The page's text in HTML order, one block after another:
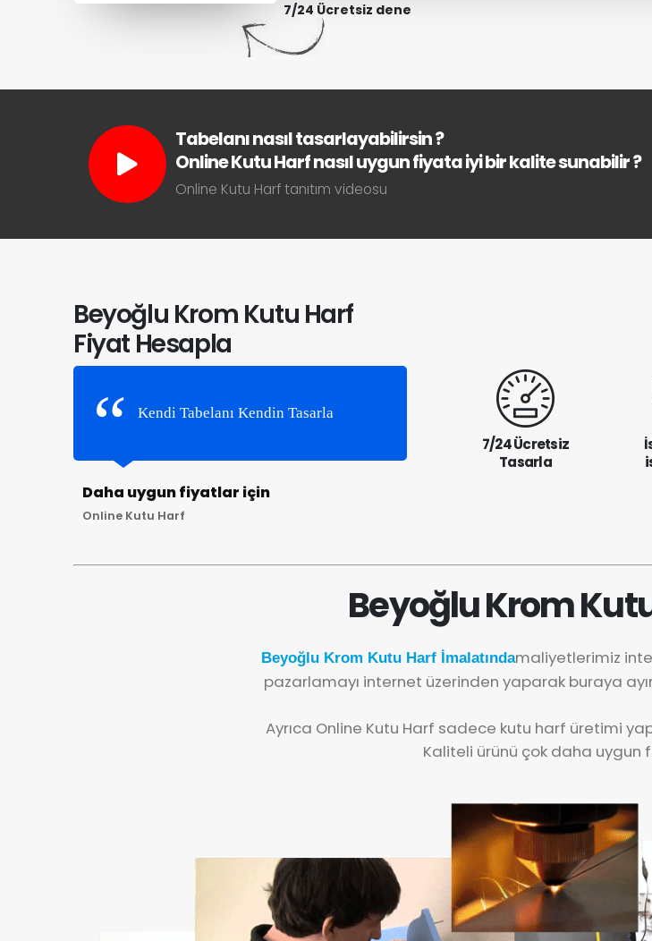
7/24 Ücretsiz dene
Tabelanı nasıl tasarlayabilirsin ?
Online Kutu Harf nasıl uygun fiyata iyi bir kalite sunabilir ?
Online Kutu Harf tanıtım videosu
Beyoğlu Krom Kutu Harf
Fiyat Hesapla
Kendi Tabelanı Kendin Tasarla
Daha uygun fiyatlar için
Online Kutu Harf
7/24 Ücretsiz
Tasarla
Beyoğlu Krom
Beyoğlu Krom Kutu Harf İmalatındamaliyetlerimiz
pazarlamayı internet üzerinden yaparak buraya
Ayrıca Online Kutu Harf sadece kutu harf üretimi
Kaliteli ürünü çok daha uygun